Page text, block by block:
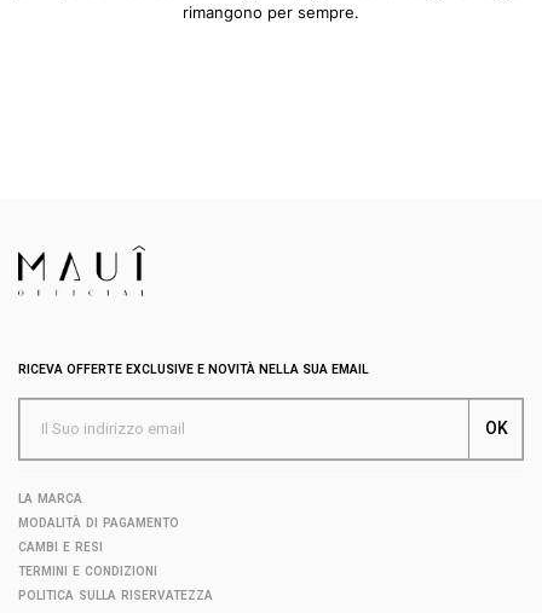
rimangono per sempre.
RICEVA OFFERTE EXCLUSIVE E NOVITÀ NELLA SUA EMAIL
LA MARCA
MODALITÀ DI PAGAMENTO
CAMBI E RESI
TERMINI E CONDIZIONI
POLITICA SULLA RISERVATEZZA